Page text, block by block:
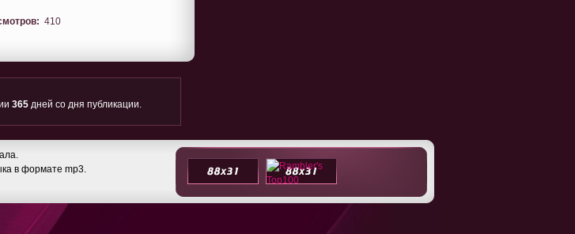
410
365 дней со дня публикации.
в формате mp3.